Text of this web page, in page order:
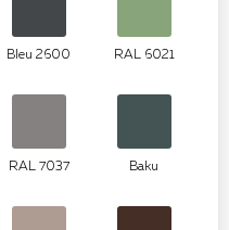
Bleu 2600 RAL 6021
RAL 7037 Baku